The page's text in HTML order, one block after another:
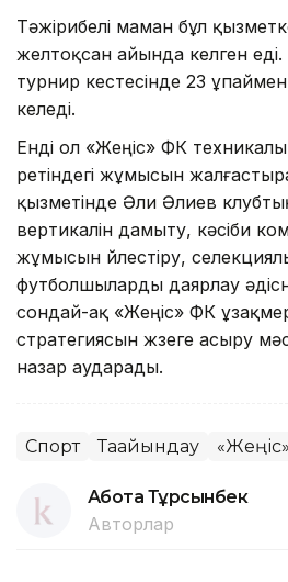
Тәжірибелі маман бұл
желтоқсан айында келген еді.
турнир кестесінде 23 ұпаймен
келеді.
Енді ол «Жеңіс» ФК
ретіндегі жұмысын
қызметінде Әли Әлиев
вертикалін дамыту, кәсіби
жұмысын үйлестіру,
футболшыларды даярлау
сондай-ақ «Жеңіс» ФК
стратегиясын жүзеге асыру
назар аударады.
Спорт Тағайындау
Ақбота Тұрсынбек
Авторлар